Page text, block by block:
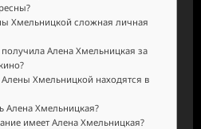
Хмельницкой сложная личная
Алена Хмельницкая за
Алены Хмельницкой находятся в
Алена Хмельницкая?
имеет Алена Хмельницкая?